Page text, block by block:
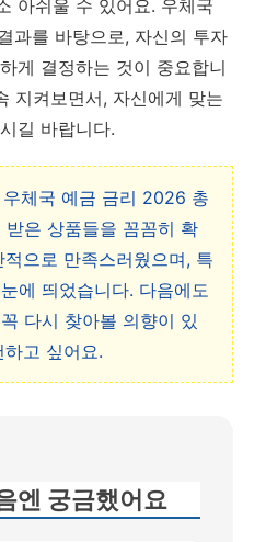
아쉬울 수 있어요. 우체국
과를 바탕으로, 자신의 투자
게 결정하는 것이 중요합니
지켜보면서, 자신에게 맞는
길 바랍니다.
체국 예금 금리 2026 총
은 상품들을 꼼꼼히 확
으로 만족스러웠으며, 특
에 띄었습니다. 다음에도
다시 찾아볼 의향이 있
고 싶어요.
엔 궁금했어요